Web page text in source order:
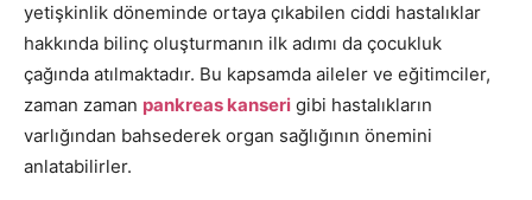
yetişkinlik döneminde ortaya çıkabilen ciddi hastalıklar
hakkında bilinç oluşturmanın ilk adımı da çocukluk
çağında atılmaktadır. Bu kapsamda aileler ve eğitimciler,
zaman zaman pankreas kanseri gibi hastalıkların
varlığından bahsederek organ sağlığının önemini
anlatabilirler.